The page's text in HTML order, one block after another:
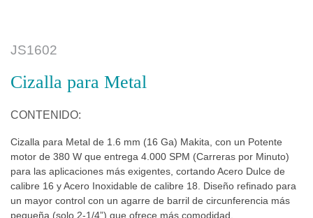
JS1602
Cizalla para Metal
CONTENIDO:
Cizalla para Metal de 1.6 mm (16 Ga) Makita, con un Potente
motor de 380 W que entrega 4.000 SPM (Carreras por Minuto)
para las aplicaciones más exigentes, cortando Acero Dulce de
calibre 16 y Acero Inoxidable de calibre 18. Diseño refinado para
un mayor control con un agarre de barril de circunferencia más
pequeña (solo 2-1/4”) que ofrece más comodidad.